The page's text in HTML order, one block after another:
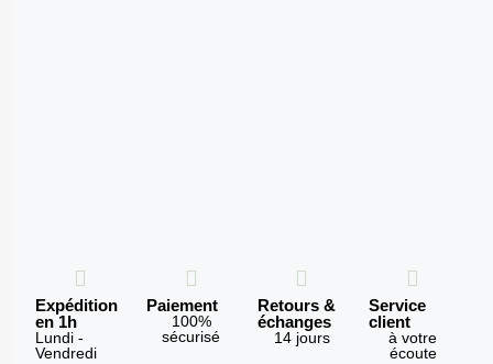
Expédition
en 1h
Lundi -
Vendredi
Paiement
100%
sécurisé
Retours &
échanges
14 jours
Service
client
à votre
écoute